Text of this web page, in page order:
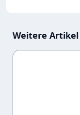
Weitere Artikel
Produktgalerie